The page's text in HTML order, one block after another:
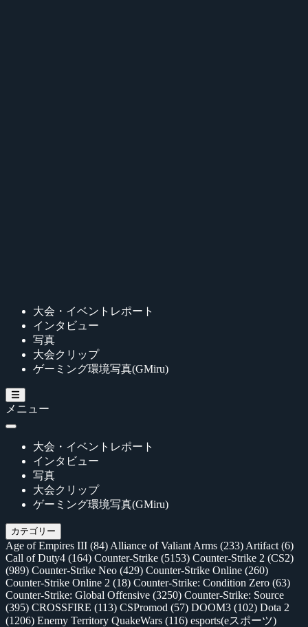
大会・イベントレポート
インタビュー
写真
大会クリップ
ゲーミング環境写真(GMiru)
メニュー
大会・イベントレポート
インタビュー
写真
大会クリップ
ゲーミング環境写真(GMiru)
カテゴリー
Age of Empires III (84) Alliance of Valiant Arms (233) Artifact (6)
Call of Duty4 (164) Counter-Strike (5153) Counter-Strike 2 (CS2)
(989) Counter-Strike Neo (429) Counter-Strike Online (260)
Counter-Strike Online 2 (18) Counter-Strike: Condition Zero (63)
Counter-Strike: Global Offensive (3250) Counter-Strike: Source
(395) CROSSFIRE (113) CSPromod (57) DOOM3 (102) Dota 2
(1206) Enemy Territory QuakeWars (116) esports(eスポーツ)